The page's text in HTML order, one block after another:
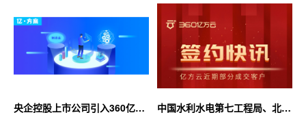
央企控股上市公司引入360亿方
中国水利水电第七工程局、北京